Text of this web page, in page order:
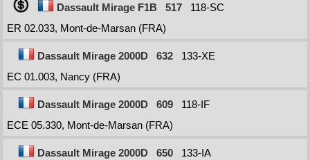
Dassault Mirage F1B 517
118-SC
ER 02.033, Mont-de-Marsan (FRA)
Dassault Mirage 2000D 632
133-XE
EC 01.003, Nancy (FRA)
Dassault Mirage 2000D 609
118-IF
ECE 05.330, Mont-de-Marsan (FRA)
Dassault Mirage 2000D 650
133-IA